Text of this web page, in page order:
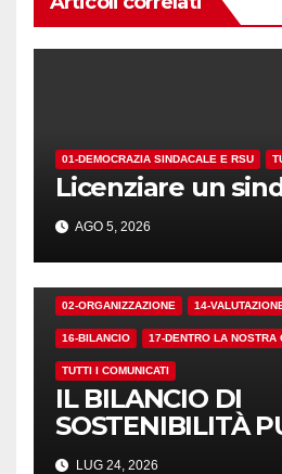
01-DEMOCRAZIA SINDACALE E RSU
Licenziare un
AGO 5, 2026
02-ORGANIZZAZIONE 14-
16-BILANCIO 17-DENTRO LA NOSTRA
TUTTI I COMUNICATI
IL BILANCIO DI
SOSTENIBILITÀ
NUMERI. MA I
LUG 24, 2026